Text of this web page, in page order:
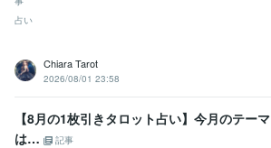
占い
Chiara Tarot
2026/08/01 23:58
【8月の1枚引きタロット占い】今月のテーマ
は…
記事